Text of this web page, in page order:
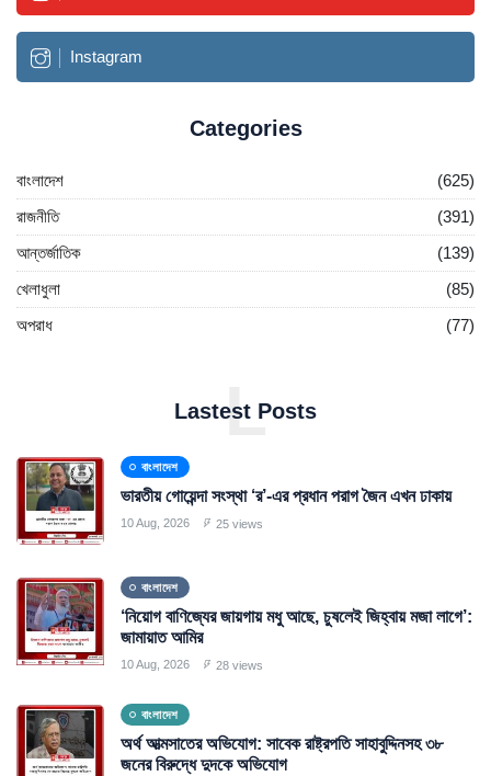
Instagram
Categories
বাংলাদেশ
(625)
রাজনীতি
(391)
আন্তর্জাতিক
(139)
খেলাধুলা
(85)
অপরাধ
(77)
Lastest Posts
L
বাংলাদেশ
ভারতীয় গোয়েন্দা সংস্থা ‘র’-এর প্রধান পরাগ জৈন এখন ঢাকায়
10 Aug, 2026 25 views
বাংলাদেশ
‘নিয়োগ বাণিজ্যের জায়গায় মধু আছে, চুষলেই জিহ্বায় মজা লাগে’:
জামায়াত আমির
10 Aug, 2026 28 views
বাংলাদেশ
অর্থ আত্মসাতের অভিযোগ: সাবেক রাষ্ট্রপতি সাহাবুদ্দিনসহ ৩৮
জনের বিরুদ্ধে দুদকে অভিযোগ